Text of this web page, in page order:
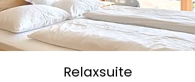
Relaxsuite